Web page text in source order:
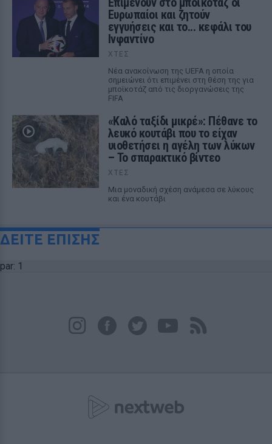
Ευρωπαίοι και ζητούν
εγγυήσεις και το... κεφάλι του
Ινφαντίνο
ΧΤΕΣ
Νέα ανακοίνωση της UEFA η οποία
σημειώνει ότι επιμένει στη θέση της για
μποϊκοτάζ από τις διοργανώσεις της
FIFA
«Καλό ταξίδι μικρέ»: Πέθανε το
λευκό κουτάβι που το είχαν
υιοθετήσει η αγέλη των λύκων
– Το σπαρακτικό βίντεο
ΧΤΕΣ
Μια μοναδική σχέση ανάμεσα σε λύκους
και ένα κουτάβι
ΔΕΙΤΕ ΕΠΙΣΗΣ
par: 1